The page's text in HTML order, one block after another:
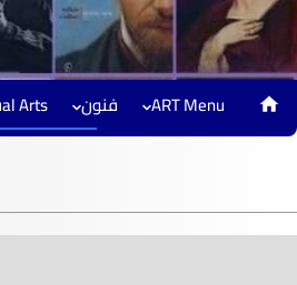
ART Menu فنون Arts